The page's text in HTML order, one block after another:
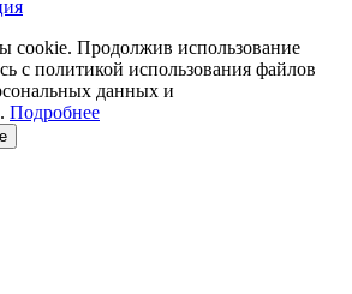
cookie. Продолжив использование
с политикой использования файлов
данных и
Подробнее